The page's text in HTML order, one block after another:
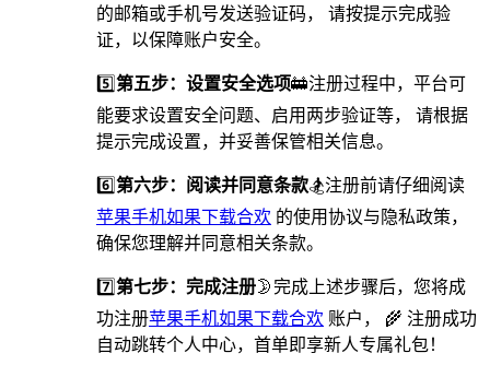
的邮箱或手机号发送验证码， 请按提示完成验
证，以保障账户安全。
5️⃣第五步：设置安全选项🚋️注册过程中，平台可
能要求设置安全问题、启用两步验证等， 请根据
提示完成设置，并妥善保管相关信息。
6️⃣第六步：阅读并同意条款🏂注册前请仔细阅读
苹果手机如果下载合欢 的使用协议与隐私政策，
确保您理解并同意相关条款。
7️⃣第七步：完成注册🌛完成上述步骤后，您将成
功注册苹果手机如果下载合欢 账户， 🌾 注册成功
自动跳转个人中心，首单即享新人专属礼包！